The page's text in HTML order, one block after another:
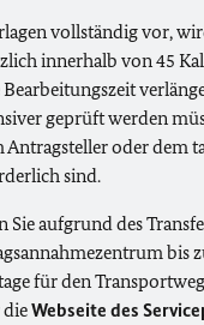
vollständig vor,
innerhalb von 45
geprüft werden
Antragsteller oder dem
sind.
Sie aufgrund des
bis
für den
dieWebseite des